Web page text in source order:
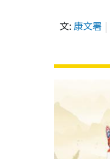
文: 康文署